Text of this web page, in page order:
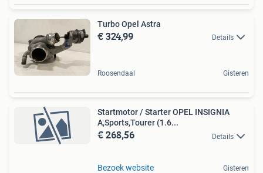
Turbo Opel Astra
€ 324,99 Details
Roosendaal Gisteren
Startmotor / Starter OPEL INSIGNIA
A,Sports,Tourer (1.6...
€ 268,56 Details
Bezoek website Gisteren